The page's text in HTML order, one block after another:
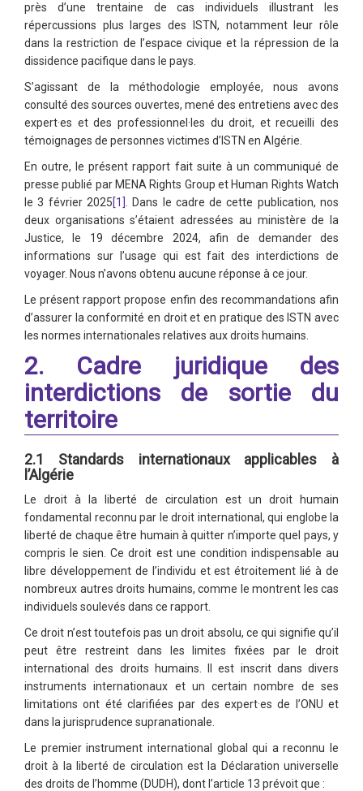
près d’une trentaine de cas individuels illustrant les
répercussions plus larges des ISTN, notamment leur rôle
dans la restriction de l’espace civique et la répression de la
dissidence pacifique dans le pays.
S’agissant de la méthodologie employée, nous avons
consulté des sources ouvertes, mené des entretiens avec des
expert·es et des professionnel·les du droit, et recueilli des
témoignages de personnes victimes d’ISTN en Algérie.
En outre, le présent rapport fait suite à un communiqué de
presse publié par MENA Rights Group et Human Rights Watch
le 3 février 2025[1]
. Dans le cadre de cette publication, nos
deux organisations s’étaient adressées au ministère de la
Justice, le 19 décembre 2024, afin de demander des
informations sur l’usage qui est fait des interdictions de
voyager. Nous n’avons obtenu aucune réponse à ce jour.
Le présent rapport propose enfin des recommandations afin
d’assurer la conformité en droit et en pratique des ISTN avec
les normes internationales relatives aux droits humains.
2. Cadre juridique des
interdictions de sortie du
territoire
2.1 Standards internationaux applicables à
l’Algérie
Le droit à la liberté de circulation est un droit humain
fondamental reconnu par le droit international, qui englobe la
liberté de chaque être humain à quitter n’importe quel pays, y
compris le sien. Ce droit est une condition indispensable au
libre développement de l’individu et est étroitement lié à de
nombreux autres droits humains, comme le montrent les cas
individuels soulevés dans ce rapport.
Ce droit n’est toutefois pas un droit absolu, ce qui signifie qu’il
peut être restreint dans les limites fixées par le droit
international des droits humains. Il est inscrit dans divers
instruments internationaux et un certain nombre de ses
limitations ont été clarifiées par des expert·es de l’ONU et
dans la jurisprudence supranationale.
Le premier instrument international global qui a reconnu le
droit à la liberté de circulation est la Déclaration universelle
des droits de l’homme (DUDH), dont l’article 13 prévoit que :